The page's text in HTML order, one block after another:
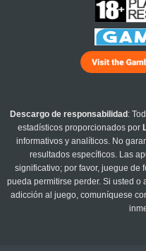
Descargo de responsabilidad :
estadísticos proporcionados por
informativos y analíticos. No
resultados específicos. Las
significativo; por favor, juegue de
pueda permitirse perder. Si usted
adicción al juego, comuníquese